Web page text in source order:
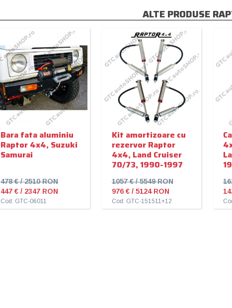
ALTE PRODUSE
Bara fata aluminiu
Raptor 4x4, Suzuki
Samurai
478 € / 2510 RON
447 € / 2347 RON
Cod: GTC-06011
Kit amortizoare cu
rezervor Raptor
4x4, Land Cruiser
70/73, 1990-1997
1057 € / 5549 RON
976 € / 5124 RON
Cod: GTC-151511+12